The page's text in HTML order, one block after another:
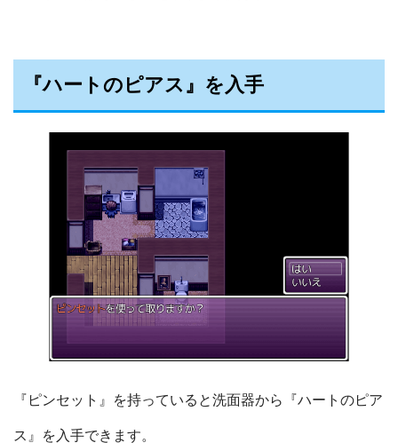
『ハートのピアス』を入手
『ピンセット』を持っていると洗面器から『ハートのピア
ス』を入手できます。